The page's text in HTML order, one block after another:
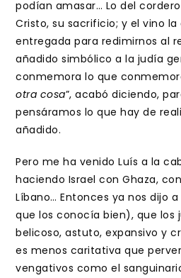
podían amasar… Lo del
Cristo, su sacrificio; y el vino la
entregada para redimirnos al
añadido simbólico a la judía
conmemora lo que
otra cosa”, acabó diciendo,
pensáramos lo que hay de
añadido.
Pero me ha venido Luís a la
haciendo Israel con Ghaza,
Líbano… Entonces ya nos dijo
que los conocía bien), que los
belicoso, astuto, expansivo y
es menos caritativa que
vengativos como el